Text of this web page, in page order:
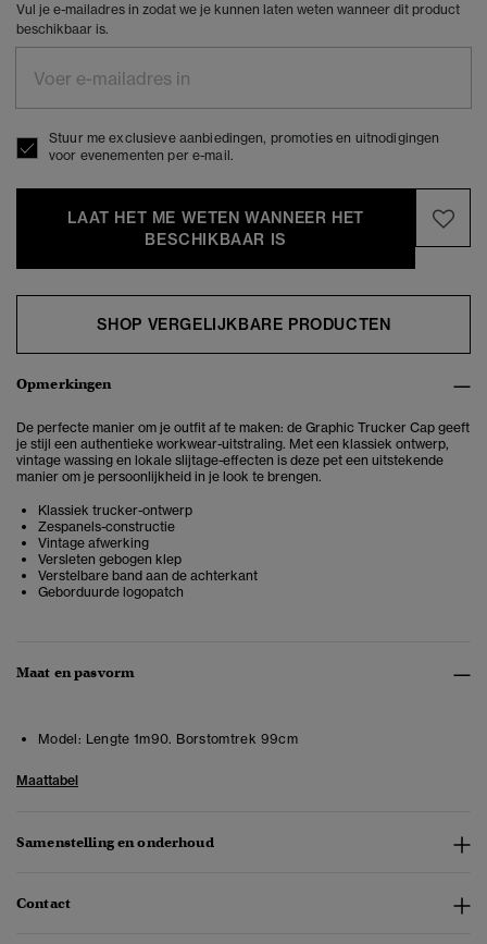
Vul je e-mailadres in zodat we je kunnen laten weten wanneer dit product
beschikbaar is.
Stuur me exclusieve aanbiedingen, promoties en uitnodigingen
voor evenementen per e-mail.
LAAT HET ME WETEN WANNEER HET
BESCHIKBAAR IS
SHOP VERGELIJKBARE PRODUCTEN
Opmerkingen
De perfecte manier om je outfit af te maken: de Graphic Trucker Cap geeft
je stijl een authentieke workwear-uitstraling. Met een klassiek ontwerp,
vintage wassing en lokale slijtage-effecten is deze pet een uitstekende
manier om je persoonlijkheid in je look te brengen.
Klassiek trucker-ontwerp
Zespanels-constructie
Vintage afwerking
Versleten gebogen klep
Verstelbare band aan de achterkant
Geborduurde logopatch
Maat en pasvorm
Model: Lengte 1m90. Borstomtrek 99cm
Maattabel
Samenstelling en onderhoud
Contact